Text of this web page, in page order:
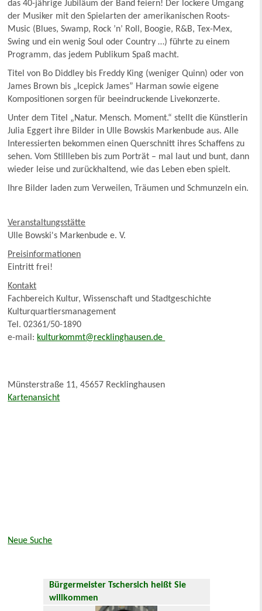
das 40-jährige Jubiläum der Band feiern! Der lockere Umgang
der Musiker mit den Spielarten der amerikanischen Roots-
Music (Blues, Swamp, Rock ’n’ Roll, Boogie, R&B, Tex-Mex,
Swing und ein wenig Soul oder Country …) führte zu einem
Programm, das jedem Publikum Spaß macht.
Titel von Bo Diddley bis Freddy King (weniger Quinn) oder von
James Brown bis „Icepick James” Harman sowie eigene
Kompositionen sorgen für beeindruckende Livekonzerte.
Unter dem Titel „Natur. Mensch. Moment.“ stellt die Künstlerin
Julia Eggert ihre Bilder in Ulle Bowskis Markenbude aus. Alle
Interessierten bekommen einen Querschnitt ihres Schaffens zu
sehen. Vom Stillleben bis zum Porträt – mal laut und bunt, dann
wieder leise und zurückhaltend, wie das Leben eben spielt.
Ihre Bilder laden zum Verweilen, Träumen und Schmunzeln ein.
Veranstaltungsstätte
Ulle Bowski's Markenbude e. V.
Preisinformationen
Eintritt frei!
Kontakt
Fachbereich Kultur, Wissenschaft und Stadtgeschichte
Kulturquartiersmanagement
Tel. 02361/50-1890
e-mail: kulturkommt@recklinghausen.de
Münsterstraße 11, 45657 Recklinghausen
Kartenansicht
Neue Suche
Bürgermeister Tschersich heißt Sie
willkommen